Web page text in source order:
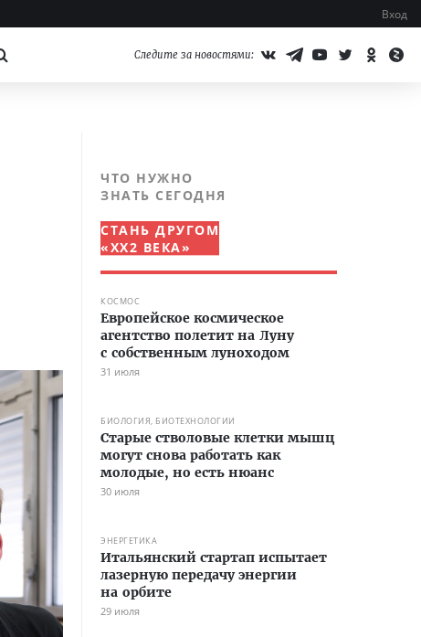
Вход
Следите за новостями:
ЧТО НУЖНО
ЗНАТЬ СЕГОДНЯ
СТАНЬ ДРУГОМ
«XX2 ВЕКА»
КОСМОС
Европейское космическое
агентство полетит на Луну
с собственным луноходом
31 июля
БИОЛОГИЯ, БИОТЕХНОЛОГИИ
Старые стволовые клетки мышц
могут снова работать как
молодые, но есть нюанс
30 июля
ЭНЕРГЕТИКА
Итальянский стартап испытает
лазерную передачу энергии
на орбите
29 июля